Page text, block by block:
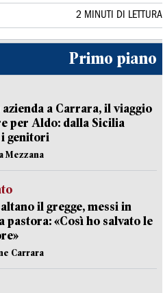
2 MINUTI DI LETTURA
Primo piano
a Carrara, il viaggio
per Aldo: dalla Sicilia
genitori
Mezzana
il gregge, messi in
pastora: «Così ho salvato le
Carrara